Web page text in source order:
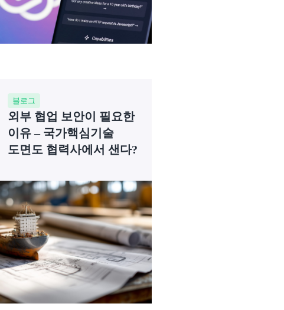
블로그
외부 협업 보안이 필요한
이유 – 국가핵심기술
도면도 협력사에서 샌다?